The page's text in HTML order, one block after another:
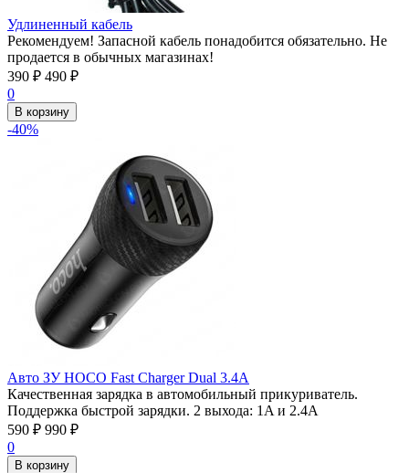
Удлиненный кабель
Рекомендуем! Запасной кабель понадобится обязательно. Не
продается в обычных магазинах!
390 ₽ 490 ₽
0
В корзину
-40%
Авто ЗУ HOCO Fast Charger Dual 3.4А
Качественная зарядка в автомобильный прикуриватель.
Поддержка быстрой зарядки. 2 выхода: 1A и 2.4A
590 ₽ 990 ₽
0
В корзину